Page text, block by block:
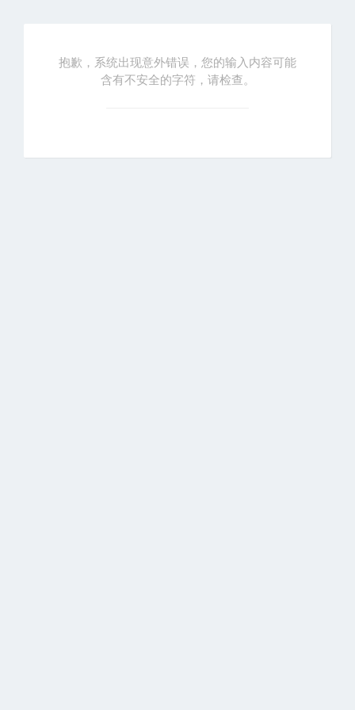
抱歉，系统出现意外错误，您的输入内容可能
含有不安全的字符，请检查。